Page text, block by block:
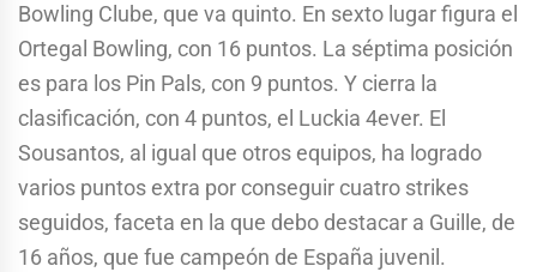
Bowling Clube, que va quinto. En sexto lugar figura el
Ortegal Bowling, con 16 puntos. La séptima posición
es para los Pin Pals, con 9 puntos. Y cierra la
clasificación, con 4 puntos, el Luckia 4ever. El
Sousantos, al igual que otros equipos, ha logrado
varios puntos extra por conseguir cuatro strikes
seguidos, faceta en la que debo destacar a Guille, de
16 años, que fue campeón de España juvenil.